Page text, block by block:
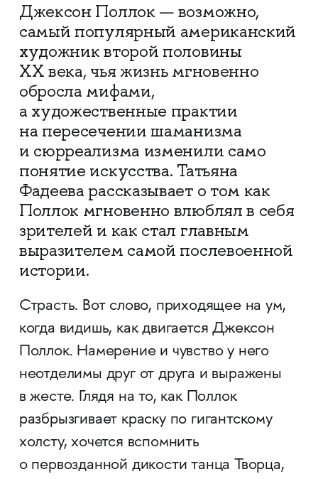
Джексон Поллок — возможно,
самый популярный американский
художник второй половины
XX века, чья жизнь мгновенно
обросла мифами,
а художественные практии
на пересечении шаманизма
и сюрреализма изменили само
понятие искусства. Татьяна
Фадеева рассказывает о том как
Поллок мгновенно влюблял в себя
зрителей и как стал главным
выразителем самой послевоенной
истории.
Страсть. Вот слово, приходящее на ум,
когда видишь, как двигается Джексон
Поллок. Намерение и чувство у него
неотделимы друг от друга и выражены
в жесте. Глядя на то, как Поллок
разбрызгивает краску по гигантскому
холсту, хочется вспомнить
о первозданной дикости танца Творца,